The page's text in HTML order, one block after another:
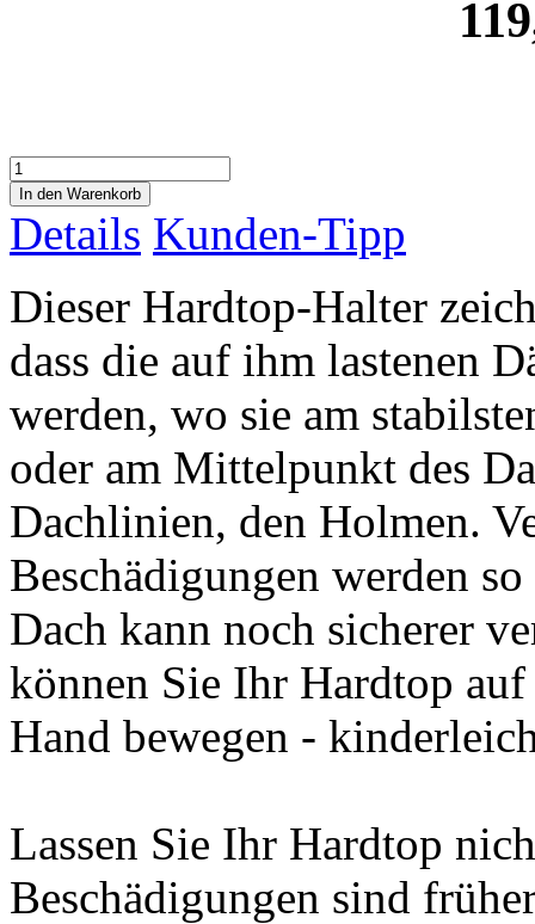
Details Kunden-Tipp
Dieser Hardtop-Halter
dass die auf ihm lastenen
werden, wo sie am
oder am Mittelpunkt des
Dachlinien, den Holmen.
Beschädigungen werden
Dach kann noch sicherer
können Sie Ihr Hardtop
Hand bewegen -
Lassen Sie Ihr Hardtop
Beschädigungen sind